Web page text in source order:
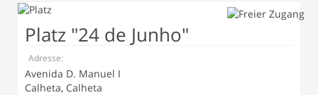
Platz "24 de Junho"
Adresse:
Avenida D. Manuel I
Calheta, Calheta